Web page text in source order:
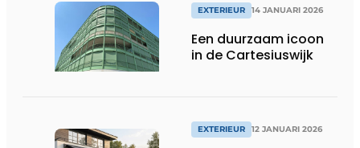
EXTERIEUR 14 JANUARI 2026
Een duurzaam icoon
in de Cartesiuswijk
EXTERIEUR 12 JANUARI 2026